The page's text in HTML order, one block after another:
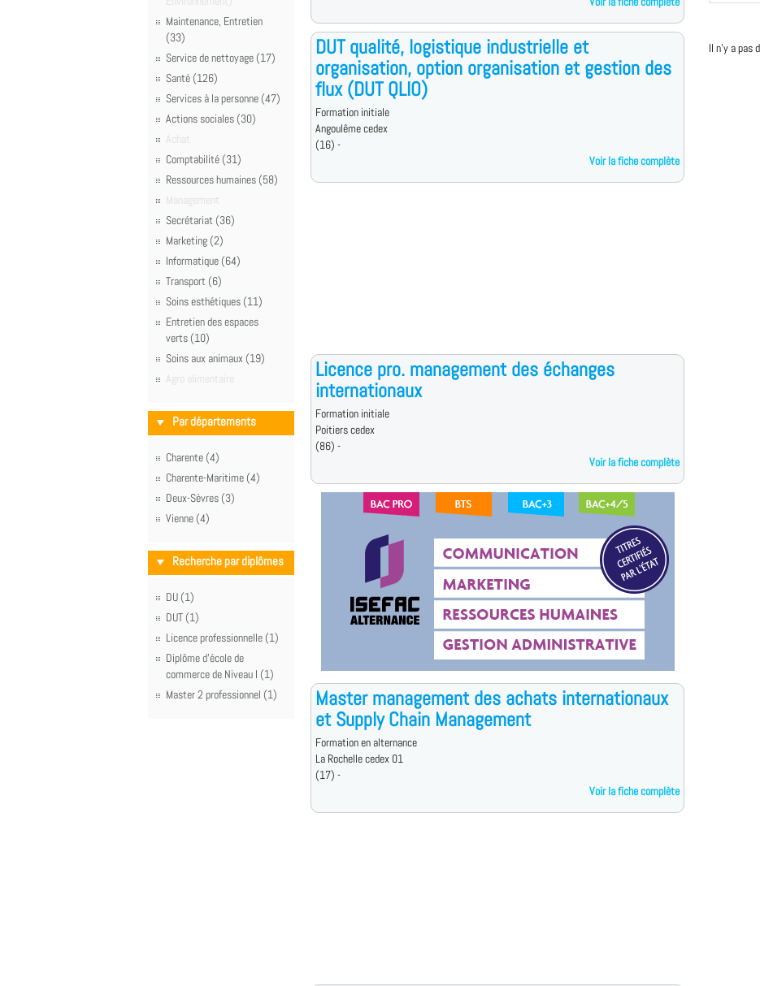
Maintenance, Entretien
(33)
Service de nettoyage (17)
Santé (126)
Services à la personne (47)
Actions sociales (30)
Achat
Comptabilité (31)
Ressources humaines (58)
Management
Secrétariat (36)
Marketing (2)
Informatique (64)
Transport (6)
Soins esthétiques (11)
Entretien des espaces
verts (10)
Soins aux animaux (19)
Agro alimentaire
Par départements
Charente (4)
Charente-Maritime (4)
Deux-Sèvres (3)
Vienne (4)
Recherche par diplômes
DU (1)
DUT (1)
Licence professionnelle (1)
Diplôme d'école de
commerce de Niveau I (1)
Master 2 professionnel (1)
DUT qualité, logistique industrielle et
organisation, option organisation et gestion des
flux (DUT QLIO)
Formation initiale
Angoulême cedex
(16) -
Voir la fiche complète
Licence pro. management des échanges
internationaux
Formation initiale
Poitiers cedex
(86) -
Voir la fiche complète
Master management des achats internationaux
et Supply Chain Management
Formation en alternance
La Rochelle cedex 01
(17) -
Voir la fiche complète
Il n'y a pas